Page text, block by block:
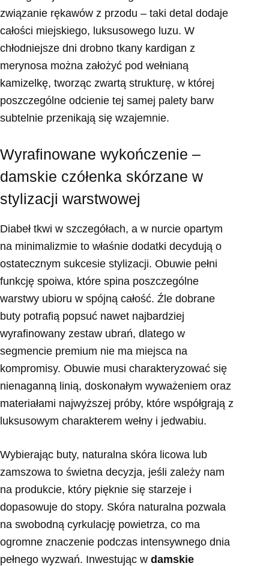
związanie rękawów z przodu – taki detal dodaje
całości miejskiego, luksusowego luzu. W
chłodniejsze dni drobno tkany kardigan z
merynosa można założyć pod wełnianą
kamizelkę, tworząc zwartą strukturę, w której
poszczególne odcienie tej samej palety barw
subtelnie przenikają się wzajemnie.
Wyrafinowane wykończenie –
damskie czółenka skórzane w
stylizacji warstwowej
Diabeł tkwi w szczegółach, a w nurcie opartym
na minimalizmie to właśnie dodatki decydują o
ostatecznym sukcesie stylizacji. Obuwie pełni
funkcję spoiwa, które spina poszczególne
warstwy ubioru w spójną całość. Źle dobrane
buty potrafią popsuć nawet najbardziej
wyrafinowany zestaw ubrań, dlatego w
segmencie premium nie ma miejsca na
kompromisy. Obuwie musi charakteryzować się
nienaganną linią, doskonałym wyważeniem oraz
materiałami najwyższej próby, które współgrają z
luksusowym charakterem wełny i jedwabiu.
Wybierając buty, naturalna skóra licowa lub
zamszowa to świetna decyzja, jeśli zależy nam
na produkcie, który pięknie się starzeje i
dopasowuje do stopy. Skóra naturalna pozwala
na swobodną cyrkulację powietrza, co ma
ogromne znaczenie podczas intensywnego dnia
pełnego wyzwań. Inwestując w damskie